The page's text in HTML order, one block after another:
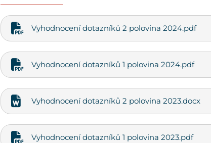
Vyhodnocení dotazníků 2 polovina 2024.pdf
Vyhodnocení dotazníků 1 polovina 2024.pdf
Vyhodnocení dotazníků 2 polovina 2023.docx
Vyhodnocení dotazníků 1 polovina 2023.pdf